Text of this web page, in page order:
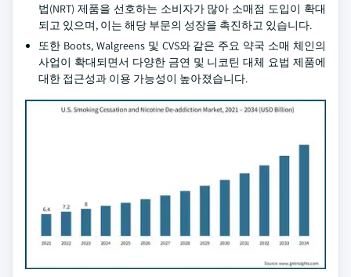
법(NRT) 제품을 선호하는 소비자가 많아 소매점 도입이 확대
되고 있으며, 이는 해당 부문의 성장을 촉진하고 있습니다.
또한 Boots, Walgreens 및 CVS와 같은 주요 약국 소매 체인의
사업이 확대되면서 다양한 금연 및 니코틴 대체 요법 제품에
대한 접근성과 이용 가능성이 높아졌습니다.